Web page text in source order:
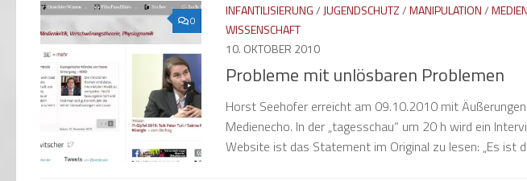
0
INFANTILISIERUNG/ JUGENDSCHUTZ/MANIPULATION/
WISSENSCHAFT
10. OKTOBER 2010
Probleme mit unlösbaren Problemen
Horst Seehofer erreicht am 09.10.2010 mit
Medienecho. In der „tagesschau“ um 20 h wird ein
Website ist das Statement im Original zu lesen: „Es ist